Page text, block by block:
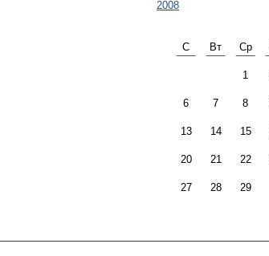
2008
С Вт Ср
1
6 7 8
13 14 15
20 21 22
27 28 29